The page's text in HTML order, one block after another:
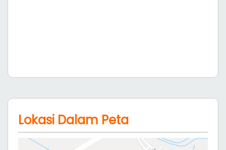
Lokasi Dalam Peta